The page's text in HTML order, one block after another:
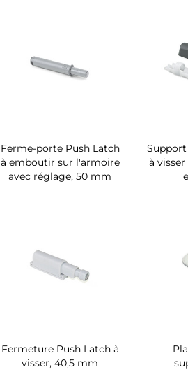
Ferme-porte Push Latch
à emboutir sur l'armoire
avec réglage, 50 mm
Support
à visser
Fermeture Push Latch à
visser, 40,5 mm